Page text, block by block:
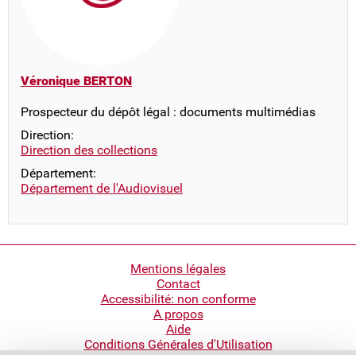
Véronique BERTON
Prospecteur du dépôt légal : documents multimédias
Direction:
Direction des collections
Département:
Département de l'Audiovisuel
Mentions légales
Contact
Accessibilité: non conforme
A propos
Aide
Conditions Générales d'Utilisation